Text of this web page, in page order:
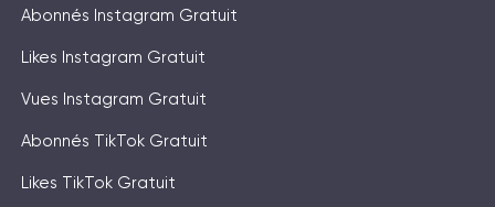
Abonnés Instagram Gratuit
Likes Instagram Gratuit
Vues Instagram Gratuit
Abonnés TikTok Gratuit
Likes TikTok Gratuit